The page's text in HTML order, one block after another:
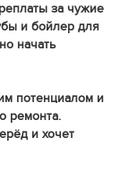
за чужие
и бойлер для
начать
потенциалом и
ремонта.
и хочет